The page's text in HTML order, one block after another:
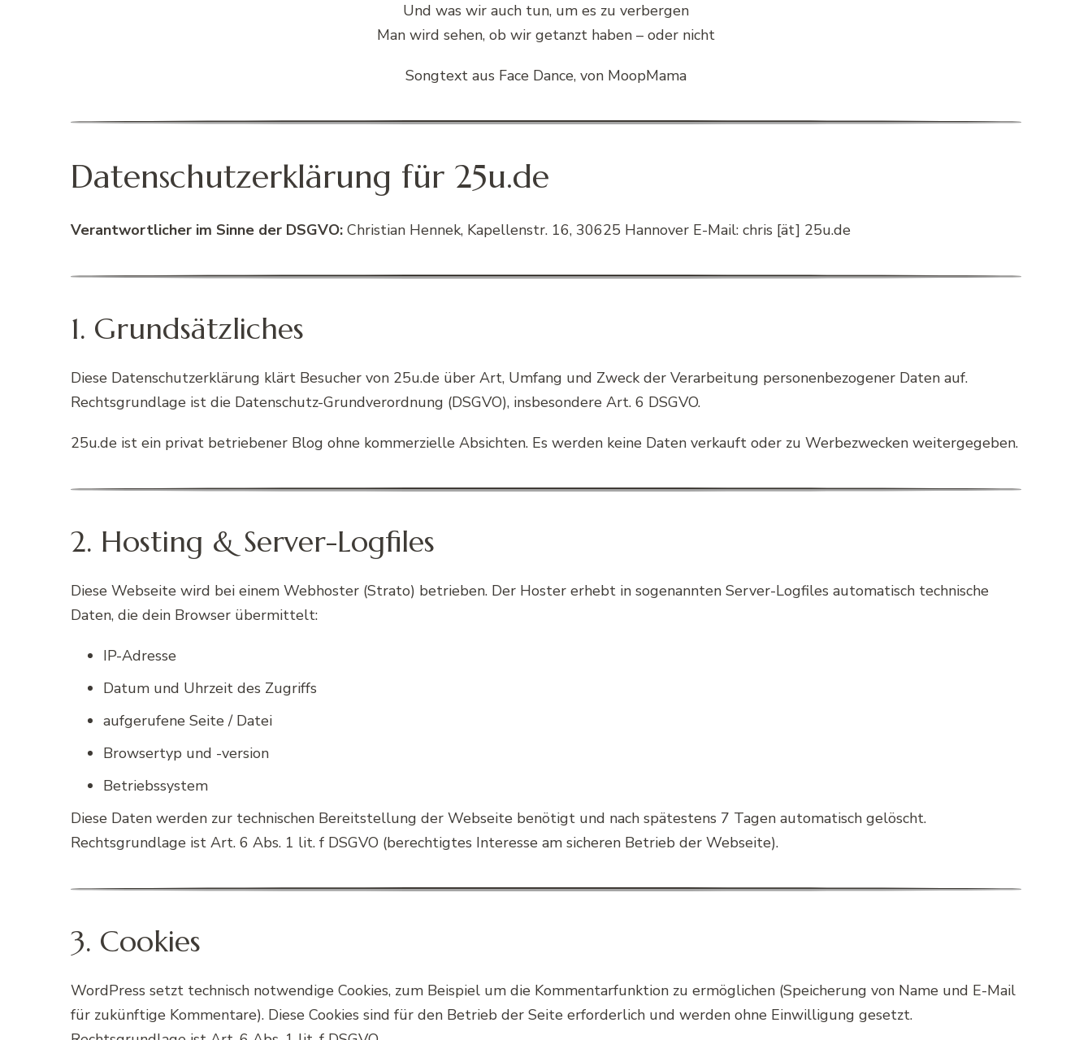
Und was wir auch tun, um es zu verbergen
Man wird sehen, ob wir getanzt haben – oder nicht
Songtext aus Face Dance, von MoopMama
Datenschutzerklärung für 25u.de
Verantwortlicher im Sinne der DSGVO: Christian Hennek, Kapellenstr. 16, 30625 Hannover E-Mail: chris [ät] 25u.de
1. Grundsätzliches
Diese Datenschutzerklärung klärt Besucher von 25u.de über Art, Umfang und Zweck der Verarbeitung personenbezogener Daten auf.
Rechtsgrundlage ist die Datenschutz-Grundverordnung (DSGVO), insbesondere Art. 6 DSGVO.
25u.de ist ein privat betriebener Blog ohne kommerzielle Absichten. Es werden keine Daten verkauft oder zu Werbezwecken weitergegeben.
2. Hosting & Server-Logfiles
Diese Webseite wird bei einem Webhoster (Strato) betrieben. Der Hoster erhebt in sogenannten Server-Logfiles automatisch technische
Daten, die dein Browser übermittelt:
IP-Adresse
Datum und Uhrzeit des Zugriffs
aufgerufene Seite / Datei
Browsertyp und -version
Betriebssystem
Diese Daten werden zur technischen Bereitstellung der Webseite benötigt und nach spätestens 7 Tagen automatisch gelöscht.
Rechtsgrundlage ist Art. 6 Abs. 1 lit. f DSGVO (berechtigtes Interesse am sicheren Betrieb der Webseite).
3. Cookies
WordPress setzt technisch notwendige Cookies, zum Beispiel um die Kommentarfunktion zu ermöglichen (Speicherung von Name und E-Mail
für zukünftige Kommentare). Diese Cookies sind für den Betrieb der Seite erforderlich und werden ohne Einwilligung gesetzt.